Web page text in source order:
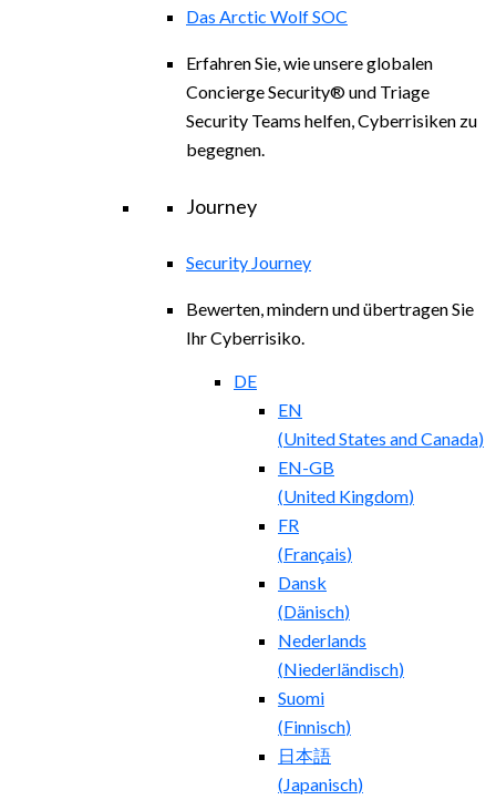
Das Arctic Wolf SOC
Erfahren Sie, wie unsere globalen
Concierge Security® und Triage
Security Teams helfen, Cyberrisiken zu
begegnen.
Journey
Security Journey
Bewerten, mindern und übertragen Sie
Ihr Cyberrisiko.
DE
EN
(United States and Canada)
EN-GB
(United Kingdom)
FR
(Français)
Dansk
(Dänisch)
Nederlands
(Niederländisch)
Suomi
(Finnisch)
日本語
( Japanisch)